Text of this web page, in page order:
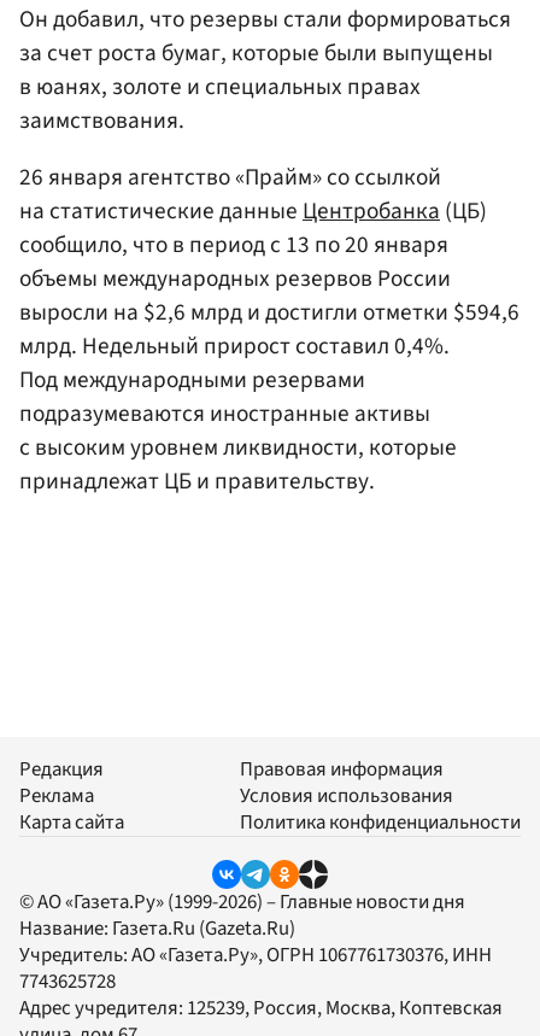
Он добавил, что резервы стали формироваться
за счет роста бумаг, которые были выпущены
в юанях, золоте и специальных правах
заимствования.
26 января агентство «Прайм» со ссылкой
на статистические данныеЦентробанка(ЦБ)
сообщило, что в период с 13 по 20 января
объемы международных резервов России
выросли на $2,6 млрд и достигли отметки $594,6
млрд. Недельный прирост составил 0,4%.
Под международными резервами
подразумеваются иностранные активы
с высоким уровнем ликвидности, которые
принадлежат ЦБ и правительству.
Редакция
Реклама
Карта сайта
Правовая информация
Условия использования
Политика конфиденциальности
© АО «Газета.Ру» (1999-2026) – Главные новости дня
Название: Газета.Ru (Gazeta.Ru)
Учредитель:АО «Газета.Ру», ОГРН 1067761730376, ИНН
7743625728
Адрес учредителя: 125239, Россия, Москва, Коптевская